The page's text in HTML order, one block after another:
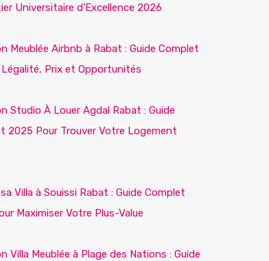
Universitaire d’Excellence 2026
Meublée Airbnb à Rabat : Guide Complet
Prix et Opportunités
Studio À Louer Agdal Rabat : Guide
2025 Pour Trouver Votre Logement
Villa à Souissi Rabat : Guide Complet
Maximiser Votre Plus-Value
Villa Meublée à Plage des Nations : Guide